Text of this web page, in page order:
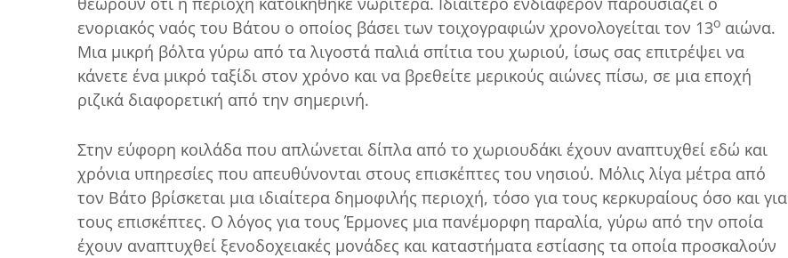
ενοριακός ναός του Βάτου ο οποίος βάσει των τοιχογραφιών χρονολογείται τον 13ο αιώνα.
Μια μικρή βόλτα γύρω από τα λιγοστά παλιά σπίτια του χωριού, ίσως σας επιτρέψει να
κάνετε ένα μικρό ταξίδι στον χρόνο και να βρεθείτε μερικούς αιώνες πίσω, σε μια εποχή
ριζικά διαφορετική από την σημερινή.
Στην εύφορη κοιλάδα που απλώνεται δίπλα από το χωριουδάκι έχουν αναπτυχθεί εδώ και
χρόνια υπηρεσίες που απευθύνονται στους επισκέπτες του νησιού. Μόλις λίγα μέτρα από
τον Βάτο βρίσκεται μια ιδιαίτερα δημοφιλής περιοχή, τόσο για τους κερκυραίους όσο και για
τους επισκέπτες. Ο λόγος για τους Έρμονες μια πανέμορφη παραλία, γύρω από την οποία
έχουν αναπτυχθεί ξενοδοχειακές μονάδες και καταστήματα εστίασης τα οποία προσκαλούν